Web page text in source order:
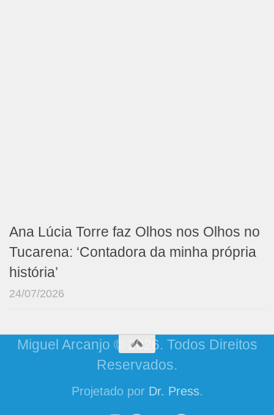
Ana Lúcia Torre faz Olhos nos Olhos no
Tucarena: ‘Contadora da minha própria
história’
24/07/2026
Miguel Arcanjo © 2026. Todos Direitos
Reservados.
Projetado por Dr. Press.